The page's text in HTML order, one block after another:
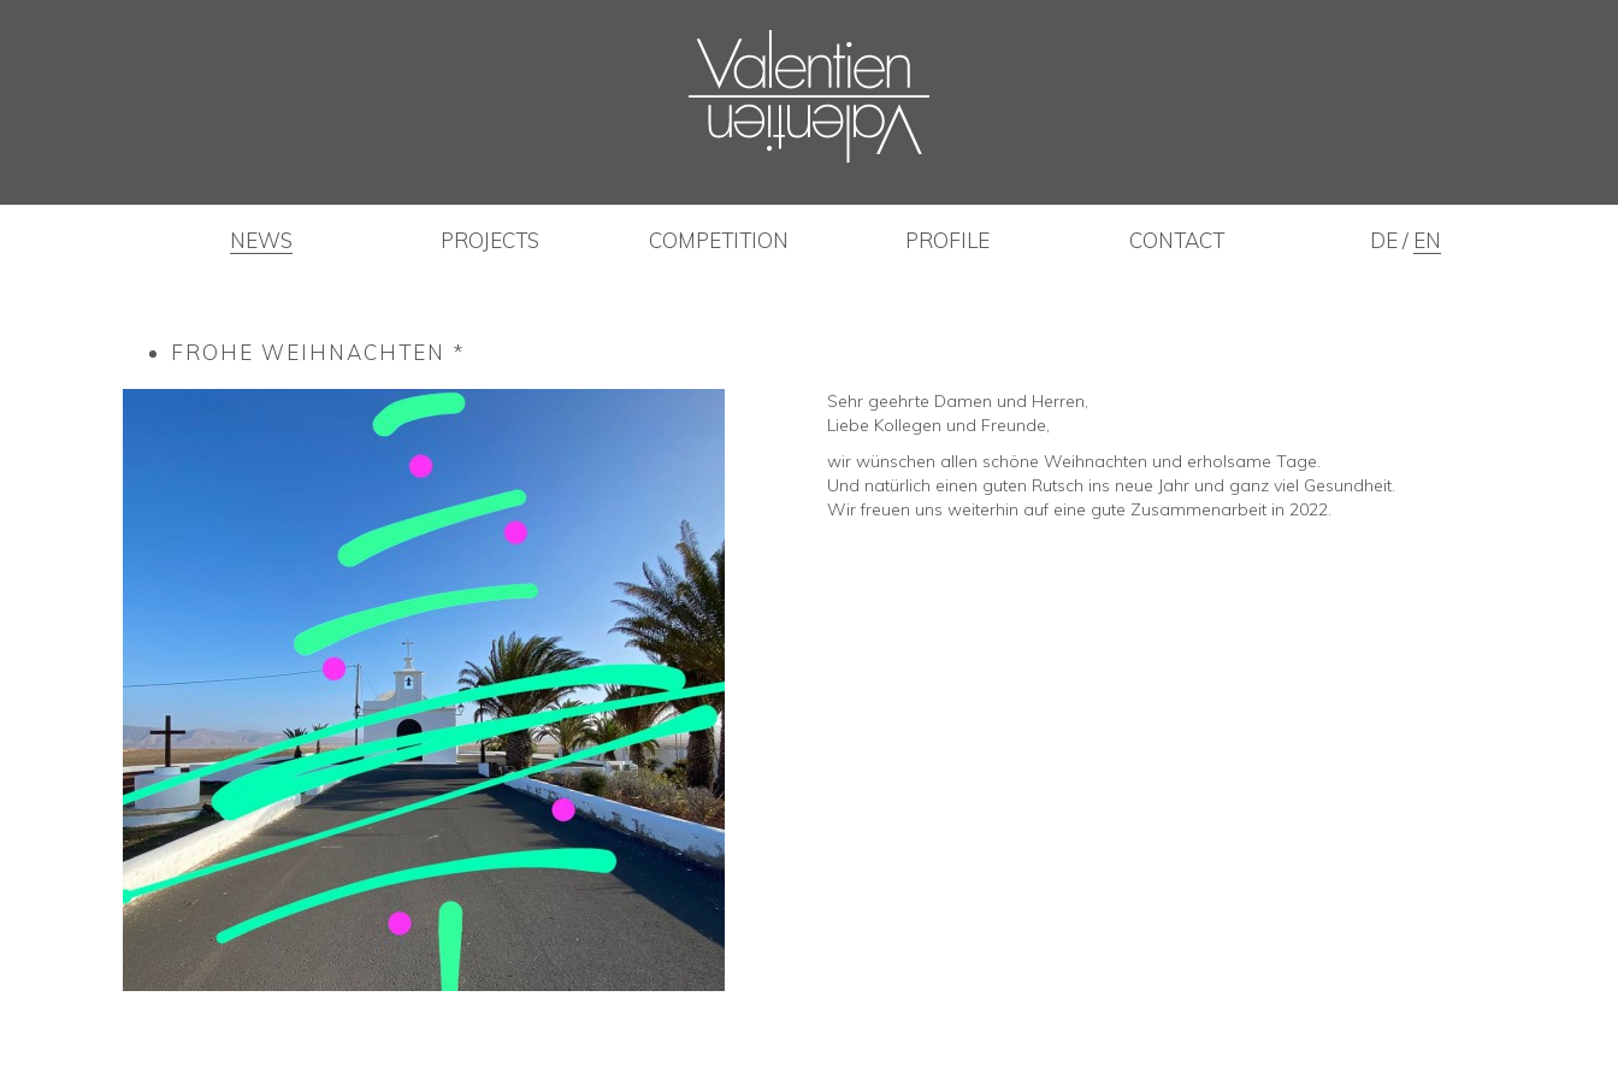
NEWS PROJECTS COMPETITION PROFILE CONTACT DE EN
FROHE WEIHNACHTEN *
Sehr geehrte Damen und Herren,
Liebe Kollegen und Freunde,
wir wünschen allen schöne Weihnachten und erholsame Tage.
Und natürlich einen guten Rutsch ins neue Jahr und ganz viel Gesundheit.
Wir freuen uns weiterhin auf eine gute Zusammenarbeit in 2022.